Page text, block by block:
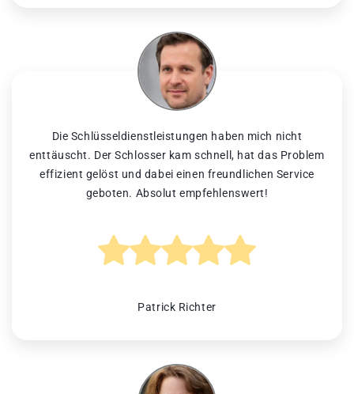
Die Schlüsseldienstleistungen haben mich nicht
enttäuscht. Der Schlosser kam schnell, hat das Problem
effizient gelöst und dabei einen freundlichen Service
geboten. Absolut empfehlenswert!
Patrick Richter